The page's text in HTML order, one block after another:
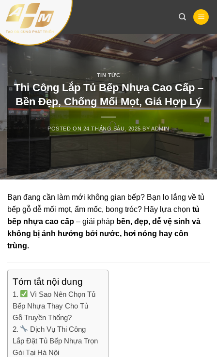
Skip
content
TIN TỨC
Thi Công Lắp Tủ Bếp Nhựa Cao Cấp –
Bền Đẹp, Chống Mối Mọt, Giá Hợp Lý
POSTED ON 24 THÁNG SÁU, 2025BYADMIN
Bạn đang cần làm mới không gian bếp? Bạn lo lắng về tủ
bếp gỗ dễ mối mọt, ẩm mốc, bong tróc? Hãy lựa chọn tủ
bếp nhựa cao cấp – giải pháp bền, đẹp, dễ vệ sinh và
không bị ảnh hưởng bởi nước, hơi nóng hay côn
trùng.
Tóm tắt nội dung
Vì Sao Nên Chọn Tủ
Bếp Nhựa Thay Cho Tủ
Gỗ Truyền Thống?
Dịch Vụ Thi Công
Lắp Đặt Tủ Bếp Nhựa Trọn
Gói Tại Hà Nội